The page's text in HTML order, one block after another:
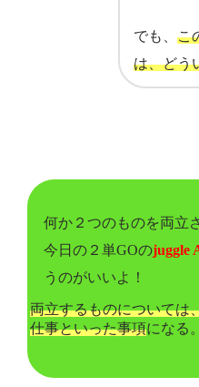
でも、 こ
は、どう
何か２つのものを両立
今日の２単GOのjuggle
うのがいいよ！
両立するものについては
仕事といった事項になる。